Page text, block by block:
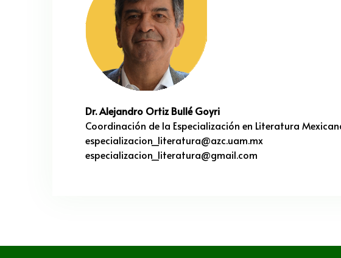
Dr. Alejandro Ortiz Bullé Goyri
Coordinación de la Especialización en Literatura
especializacion_literatura@azc.uam.mx
especializacion_literatura@gmail.com